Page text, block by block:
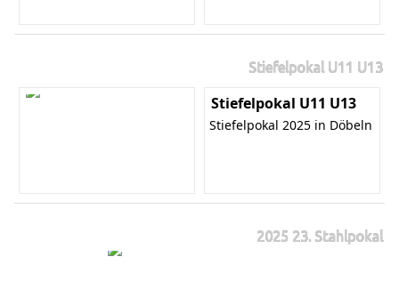
Stiefelpokal U11 U13
Stiefelpokal U11 U13
Stiefelpokal 2025 in Döbeln
2025 23. Stahlpokal